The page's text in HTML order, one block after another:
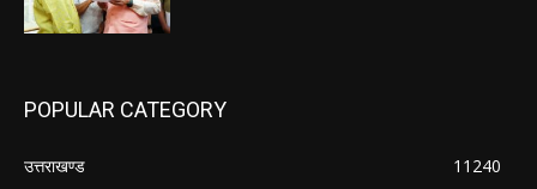
POPULAR CATEGORY
उत्तराखण्ड
11240